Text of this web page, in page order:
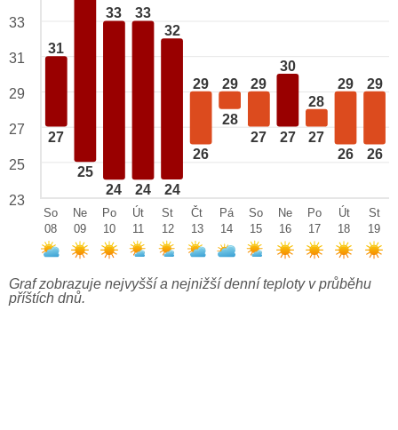
31
27
25
33
24
33
24
32
24
29
26
29
28
29
27
30
27
28
27
29
26
29
26
33
31
29
27
25
23
So
08
Ne
09
Po
10
Út
11
St
12
Čt
13
Pá
14
So
15
Ne
16
Po
17
Út
18
St
19
Graf zobrazuje nejvyšší a nejnižší denní teploty v průběhu
příštích dnů.